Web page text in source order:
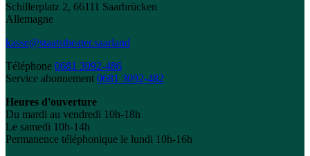
Schillerplatz 2, 66111 Saarbrücken
Allemagne
kasse@staatstheater.saarland
Téléphone 0681 3092-486
Service abonnement 0681 3092-482
Heures d'ouverture
Du mardi au vendredi 10h-18h
Le samedi 10h-14h
Permanence téléphonique le lundi 10h-16h